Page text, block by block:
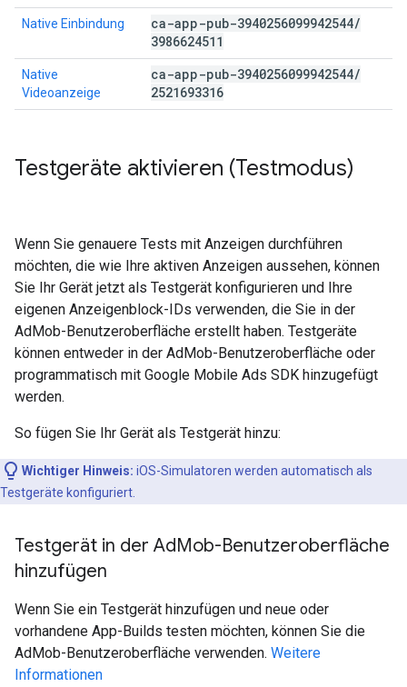
Native Einbindung ca-app-pub-3940256099942544/
3986624511
Native
Videoanzeige
ca-app-pub-3940256099942544/
2521693316
Testgeräte aktivieren (Testmodus)
Wenn Sie genauere Tests mit Anzeigen durchführen
möchten, die wie Ihre aktiven Anzeigen aussehen, können
Sie Ihr Gerät jetzt als Testgerät konfigurieren und Ihre
eigenen Anzeigenblock-IDs verwenden, die Sie in der
AdMob-Benutzeroberfläche erstellt haben. Testgeräte
können entweder in der AdMob-Benutzeroberfläche oder
programmatisch mit Google Mobile Ads SDK hinzugefügt
werden.
So fügen Sie Ihr Gerät als Testgerät hinzu:
Wichtiger Hinweis: iOS-Simulatoren werden automatisch als
Testgeräte konfiguriert.
Testgerät in der AdMob-Benutzeroberfläche
hinzufügen
Wenn Sie ein Testgerät hinzufügen und neue oder
vorhandene App-Builds testen möchten, können Sie die
AdMob-Benutzeroberfläche verwenden. Weitere
Informationen